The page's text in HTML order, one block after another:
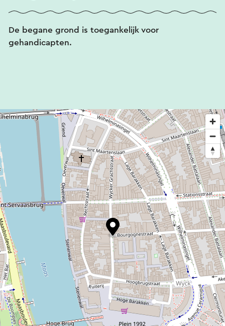
De begane grond is toegankelijk voor
gehandicapten.